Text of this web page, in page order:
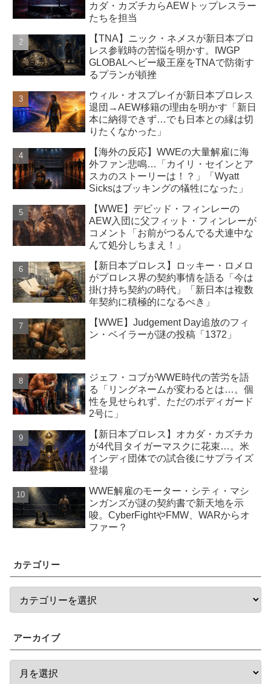
カダ・カズチカらAEWトップレスラー
たちを担当
【TNA】ニック・ネメスが新日本プロ
レス参戦時の苦悩を明かす。IWGP
GLOBALヘビー級王座をTNAで防衛す
るプランが頓挫
ウィル・オスプレイが新日本プロレス
退団→AEW移籍の理由を明かす「新日
本に納得できず…でも日本との縁は切
りたくなかった」
【海外の反応】WWEの大量解雇に海
外ファン悲鳴…「カイリ・セインとア
スカのストーリーは！？」「Wyatt
Sicksはブッキングの犠牲になった」
【WWE】デビッド・フィンレーの
AEW入団に父フィット・フィンレーが
コメント「お前がつるんでる犬連中な
んて処分しちまえ！」
【新日本プロレス】ロッキー・ロメロ
がプロレス界の契約事情を語る「今は
掛け持ち契約の時代」「新日本は複数
年契約に積極的になるべき」
【WWE】Judgement Day追放のフィ
ン・ベイラーが謎の投稿「1372」
ジェフ・コブがWWE時代の苦労を語
る「リングネームが変わるとは…。個
性を見せられず、ただのボディガード
2号に」
【新日本プロレス】オカダ・カズチカ
が4代目タイガーマスクに花束…。米
インディ団体での試合後にサプライズ
登場
WWE解雇のモーター・シティ・マシ
ンガンズが謎の契約書で新天地を示
唆。CyberFightやFMW、WARからオ
ファー？
カテゴリー
アーカイブ